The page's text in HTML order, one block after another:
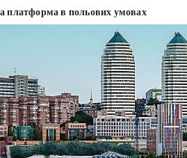
платформа в польових умовах
міськради Дніпра — ЗМІ
нелегального бізнесу, збагатився
записали звернення про ситуацію на
Безугла закликає валити Сирського